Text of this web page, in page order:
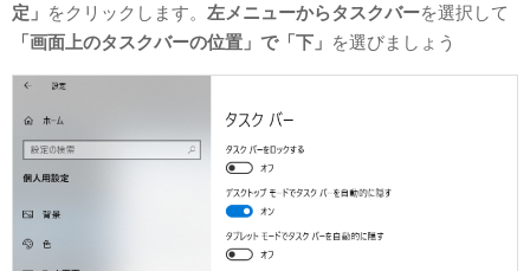
定」 をクリックします。 左メニューからタスクバーを選択して
「画面上のタスクバーの位置」で「下」 を選びましょう